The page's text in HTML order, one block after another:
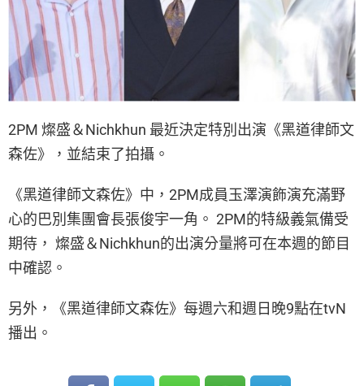
2PM 燦盛＆Nichkhun 最近決定特別出演《黑道律師文
森佐》，並結束了拍攝。
《黑道律師文森佐》中，2PM成員玉澤演飾演充滿野
心的巴別集團會長張俊宇一角。 2PM的特級義氣備受
期待， 燦盛＆Nichkhun的出演分量將可在本週的節目
中確認。
另外，《黑道律師文森佐》每週六和週日晚9點在tvN
播出。